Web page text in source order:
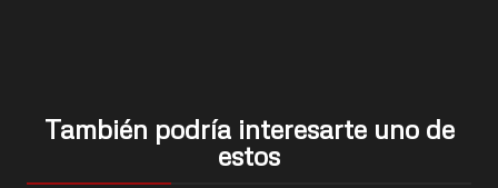
También podría interesarte uno de
estos